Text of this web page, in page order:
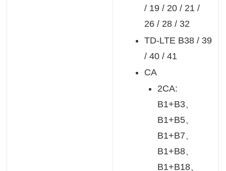
/ 19 / 20 / 21 /
26 / 28 / 32
TD-LTE B38 / 39
/ 40 / 41
CA
2CA:
B1+B3、
B1+B5、
B1+B7、
B1+B8、
B1+B18、